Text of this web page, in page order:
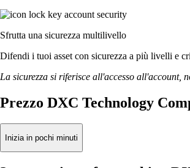
Sfrutta una sicurezza multilivello
Difendi i tuoi asset con sicurezza a più livelli e
La sicurezza si riferisce all'accesso
Prezzo DXC Technology
Inizia in pochi minuti